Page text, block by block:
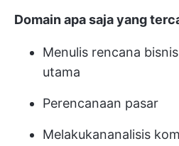
Domain apa saja yang
Menulis rencana
utama
Perencanaan pasar
Melakukananalisis